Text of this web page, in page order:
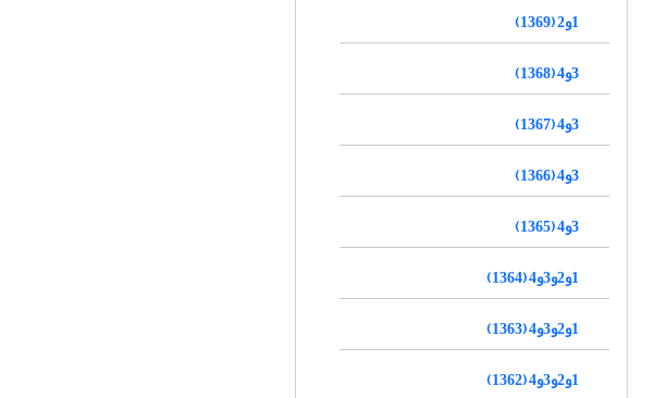
1و2 (1369)
3و4 (1368)
3و4 (1367)
3و4 (1366)
3و4 (1365)
1و2و3و4 (1364)
1و2و3و4 (1363)
1و2و3و4 (1362)